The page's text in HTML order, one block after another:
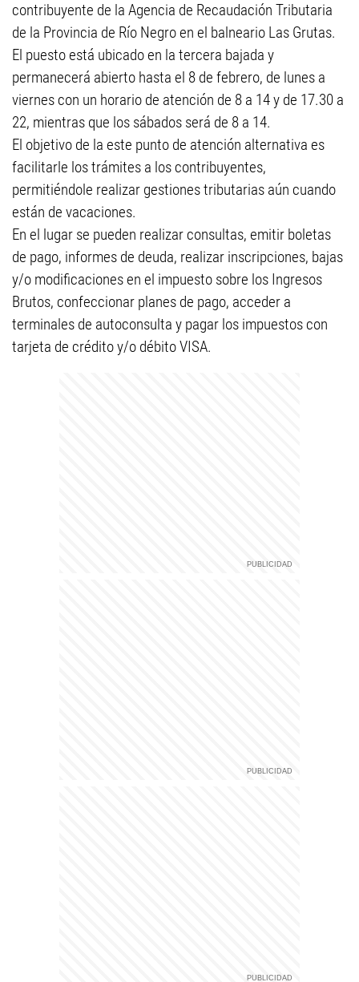
contribuyente de la Agencia de Recaudación Tributaria
de la Provincia de Río Negro en el balneario Las Grutas.
El puesto está ubicado en la tercera bajada y
permanecerá abierto hasta el 8 de febrero, de lunes a
viernes con un horario de atención de 8 a 14 y de 17.30 a
22, mientras que los sábados será de 8 a 14.
El objetivo de la este punto de atención alternativa es
facilitarle los trámites a los contribuyentes,
permitiéndole realizar gestiones tributarias aún cuando
están de vacaciones.
En el lugar se pueden realizar consultas, emitir boletas
de pago, informes de deuda, realizar inscripciones, bajas
y/o modificaciones en el impuesto sobre los Ingresos
Brutos, confeccionar planes de pago, acceder a
terminales de autoconsulta y pagar los impuestos con
tarjeta de crédito y/o débito VISA.